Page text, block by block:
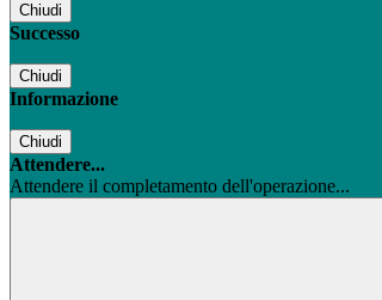
Chiudi
Successo
Chiudi
Informazione
Chiudi
Attendere...
Attendere il completamento dell'operazione...